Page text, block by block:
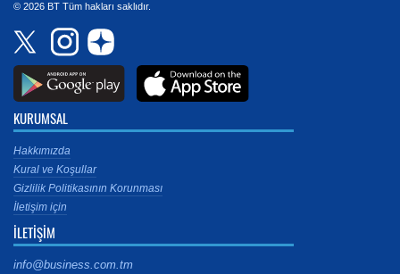
© 2026 BT Tüm hakları saklıdır.
KURUMSAL
Hakkımızda
Kural ve Koşullar
Gizlilik Politikasının Korunması
İletişim için
İLETİŞİM
info@business.com.tm